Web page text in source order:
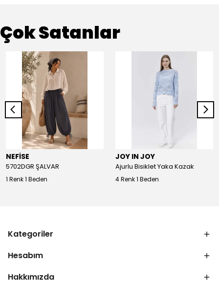
Çok Satanlar
NEFİSE
5702DGR ŞALVAR
1 Renk 1 Beden
JOY IN JOY
Ajurlu Bisiklet Yaka Kazak
4 Renk 1 Beden
Kategoriler
Hesabım
Hakkımızda